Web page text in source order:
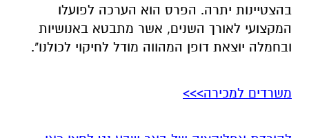
בהצטיינות יתרה. הפרס הוא הערכה לפועלו
המקצועי לאורך השנים, אשר מתבטא באנושיות
ובחמלה יוצאת דופן המהווה מודל לחיקוי לכולנו".
משרדים למכירה>>>